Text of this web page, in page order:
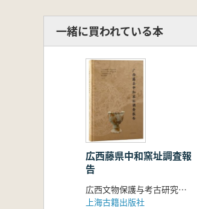
一緒に買われている本
広西藤県中和窯址調査報
告
広西文物保護与考古研究所 復旦大学文物与博物館学系 等 編著
上海古籍出版社